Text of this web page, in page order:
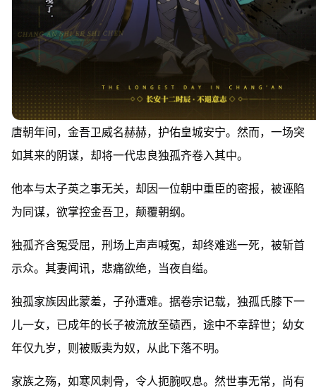
唐朝年间，金吾卫威名赫赫，护佑皇城安宁。然而，一场突
如其来的阴谋，却将一代忠良独孤齐卷入其中。
他本与太子英之事无关，却因一位朝中重臣的密报，被诬陷
为同谋，欲掌控金吾卫，颠覆朝纲。
独孤齐含冤受屈，刑场上声声喊冤，却终难逃一死，被斩首
示众。其妻闻讯，悲痛欲绝，当夜自缢。
独孤家族因此蒙羞，子孙遭难。据卷宗记载，独孤氏膝下一
儿一女，已成年的长子被流放至碛西，途中不幸辞世；幼女
年仅九岁，则被贩卖为奴，从此下落不明。
家族之殇，如寒风刺骨，令人扼腕叹息。然世事无常，尚有